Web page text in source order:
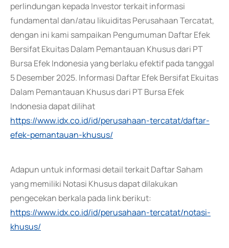
perlindungan kepada Investor terkait informasi
fundamental dan/atau likuiditas Perusahaan Tercatat,
dengan ini kami sampaikan Pengumuman Daftar Efek
Bersifat Ekuitas Dalam Pemantauan Khusus dari PT
Bursa Efek Indonesia yang berlaku efektif pada tanggal
5 Desember 2025. Informasi Daftar Efek Bersifat Ekuitas
Dalam Pemantauan Khusus dari PT Bursa Efek
Indonesia dapat dilihat
https://www.idx.co.id/id/perusahaan-tercatat/daftar-
efek-pemantauan-khusus/
Adapun untuk informasi detail terkait Daftar Saham
yang memiliki Notasi Khusus dapat dilakukan
pengecekan berkala pada link berikut:
https://www.idx.co.id/id/perusahaan-tercatat/notasi-
khusus/